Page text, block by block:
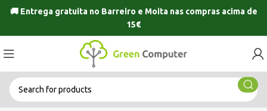
🚚 Entrega gratuita no Barreiro e Moitanas compras acima de
15€